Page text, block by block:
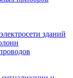
зданий